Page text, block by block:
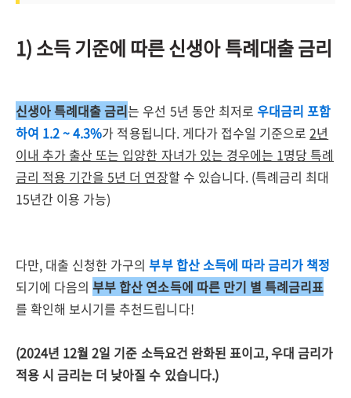
1) 소득 기준에 따른 신생아 특례대출 금리
신생아 특례대출 금리는 우선 5년 동안 최저로 우대금리 포함
하여 1.2 ~ 4.3%가 적용됩니다. 게다가 접수일 기준으로2년
이내 추가 출산 또는 입양한 자녀가 있는 경우에는 1명당 특례
금리 적용 기간을 5년 더 연장할 수 있습니다. (특례금리 최대
15년간 이용 가능)
다만, 대출 신청한 가구의부부 합산 소득에 따라 금리가 책정
되기에 다음의부부 합산 연소득에 따른 만기 별 특례금리표
를 확인해 보시기를 추천드립니다!
(2024년 12월 2일 기준 소득요건 완화된 표이고, 우대 금리가
적용 시 금리는 더 낮아질 수 있습니다.)